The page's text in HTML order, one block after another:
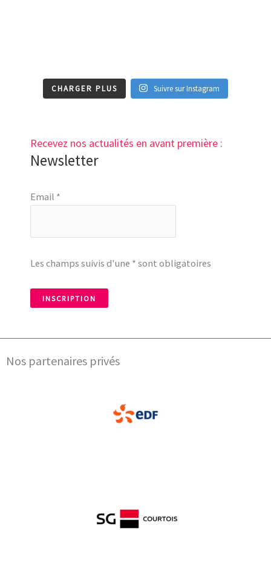
CHARGER PLUS Suivre sur Instagram
Recevez nos actualités en avant première :
Newsletter
Email *
Les champs suivis d'une * sont obligatoires
Nos partenaires privés